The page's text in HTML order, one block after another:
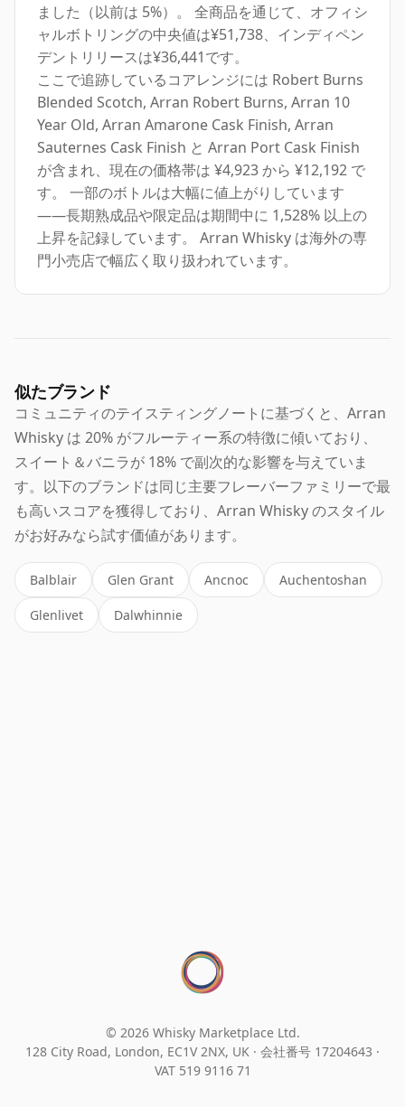
ました（以前は 5%）。 全商品を通じて、オフィシ
ャルボトリングの中央値は¥51,738、インディペン
デントリリースは¥36,441です。
ここで追跡しているコアレンジには Robert Burns
Blended Scotch, Arran Robert Burns, Arran 10
Year Old, Arran Amarone Cask Finish, Arran
Sauternes Cask Finish と Arran Port Cask Finish
が含まれ、現在の価格帯は ¥4,923 から ¥12,192 で
す。 一部のボトルは大幅に値上がりしています
——長期熟成品や限定品は期間中に 1,528% 以上の
上昇を記録しています。 Arran Whisky は海外の専
門小売店で幅広く取り扱われています。
似たブランド
コミュニティのテイスティングノートに基づくと、Arran
Whisky は 20% がフルーティー系の特徴に傾いており、
スイート＆バニラが 18% で副次的な影響を与えていま
す。以下のブランドは同じ主要フレーバーファミリーで最
も高いスコアを獲得しており、Arran Whisky のスタイル
がお好みなら試す価値があります。
Balblair Glen Grant Ancnoc Auchentoshan
Glenlivet Dalwhinnie
© 2026 Whisky Marketplace Ltd.
128 City Road, London, EC1V 2NX, UK · 会社番号 17204643 ·
VAT 519 9116 71